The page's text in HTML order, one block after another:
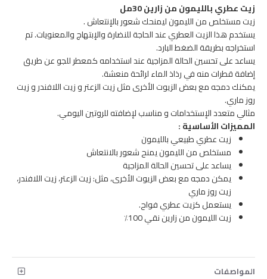
زيت عطري بالليمون من زارين 30مل
زيت مستخلص من الليمون ليمنحك شعور بالإنتعاش .
يستخدم هذا الزيت العطري عند الحاجة للنضارة والإبتهاج والمعنويات. تم
استخراجه بطريقة الضغط البارد.
يساعد على تحسين الحالة المزاجية عند استخدامه كمعطر للجو عن طريق
إضافة قطرات منه في رذاذ الماء لرائحة منعشة.
يمكنك دمجه مع بعض الزيوت الأخرى مثل زيت الزعتر و زيت اللافندر و زيت
روز ماري.
مثالي متعدد الإستخدامات و مناسب لإضافته للروتين اليومي.
المميزات الأساسية :
زيت عطري طبيعي بالليمون
مستخلص من الليمون يمنح شعور بالانتعاش
يساعد على تحسين الحالة المزاجية
يمكن دمجه مع بعض الزيوت الأخرى، مثل: زيت الزعتر، زيت اللافندر،
زيت روز ماري
يستعمل كزيت عطري فواح.
زيت الليمون من زارين نقي 100٪
المواصفات